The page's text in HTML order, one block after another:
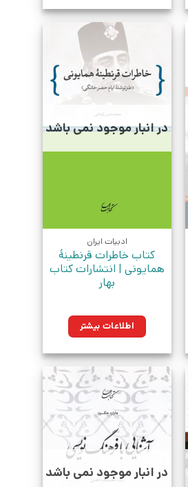
در انبار موجود نمی باشد
ادبیات ایران
کتاب خاطرات قرنطینۀ
همایونی | انتشارات کتاب
بهار
اطلاعات بیشتر
در انبار موجود نمی باشد